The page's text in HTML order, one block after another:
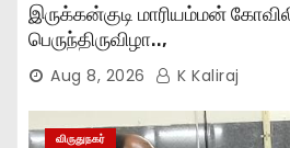
இருக்கன்குடி மாரியம்மன்
பெருந்திருவிழா..,
Aug 8, 2026 K Kaliraj
விருதுநகர்